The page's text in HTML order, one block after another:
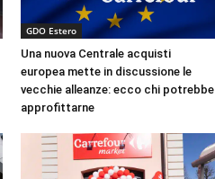
GDO Estero
Una nuova Centrale acquisti
europea mette in discussione le
vecchie alleanze: ecco chi potrebbe
approfittarne